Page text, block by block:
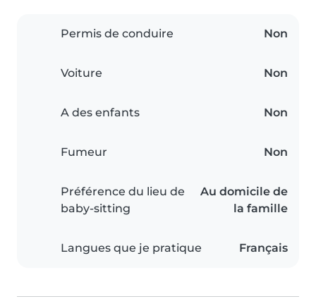
Permis de conduire Non
Voiture Non
A des enfants Non
Fumeur Non
Préférence du lieu de
baby-sitting
Au domicile de
la famille
Langues que je pratique Français